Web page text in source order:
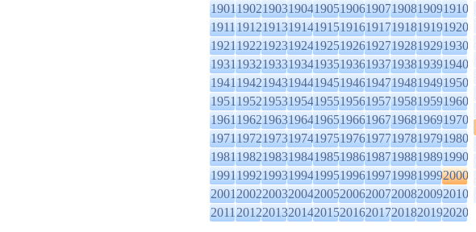
1901190219031904190519061907190819091910
1911191219131914191519161917191819191920
1921192219231924192519261927192819291930
1931193219331934193519361937193819391940
1941194219431944194519461947194819491950
1951195219531954195519561957195819591960
1961196219631964196519661967196819691970
1971197219731974197519761977197819791980
1981198219831984198519861987198819891990
1991199219931994199519961997199819992000
2001200220032004200520062007200820092010
2011201220132014201520162017201820192020